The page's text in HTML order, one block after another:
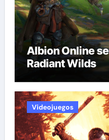
Albion Online
Radiant Wilds
Videojuegos